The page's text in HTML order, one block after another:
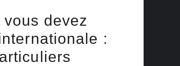
devez
: